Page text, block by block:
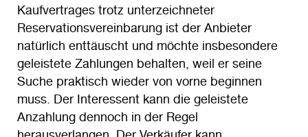
Kaufvertrages trotz unterzeichneter
Reservationsvereinbarung ist der Anbieter
natürlich enttäuscht und möchte insbesondere
geleistete Zahlungen behalten, weil er seine
Suche praktisch wieder von vorne beginnen
muss. Der Interessent kann die geleistete
Anzahlung dennoch in der Regel